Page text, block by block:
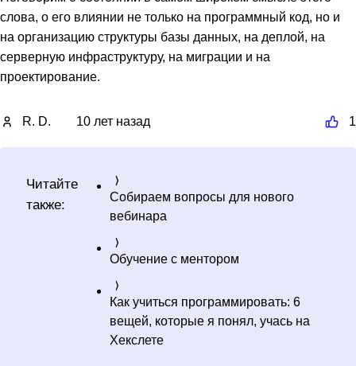
слова, о его влиянии не только на программный код, но и
на организацию структуры базы данных, на деплой, на
серверную инфраструктуру, на миграции и на
проектирование.
R. D. 10 лет назад 1
Читайте
также:
Собираем вопросы для нового
вебинара
Обучение с ментором
Как учиться программировать: 6
вещей, которые я понял, учась на
Хекслете